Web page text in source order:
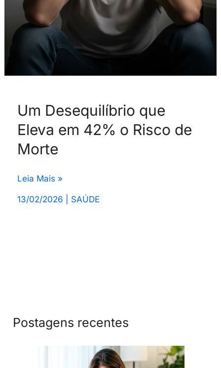
Um Desequilíbrio que
Eleva em 42% o Risco de
Morte
Risco
de
Morte
Leia Mais »
13/02/2026 SAÚDE
Postagens recentes